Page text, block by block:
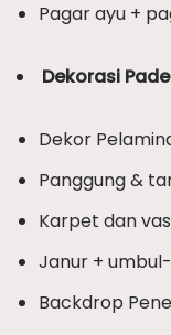
Pagar ayu +
Dekorasi
Dekor
Panggung &
Karpet dan
Janur +
Backdrop